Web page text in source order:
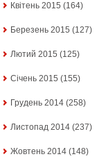
Квітень 2015 (164)
Березень 2015 (127)
Лютий 2015 (125)
Січень 2015 (155)
Грудень 2014 (258)
Листопад 2014 (237)
Жовтень 2014 (148)